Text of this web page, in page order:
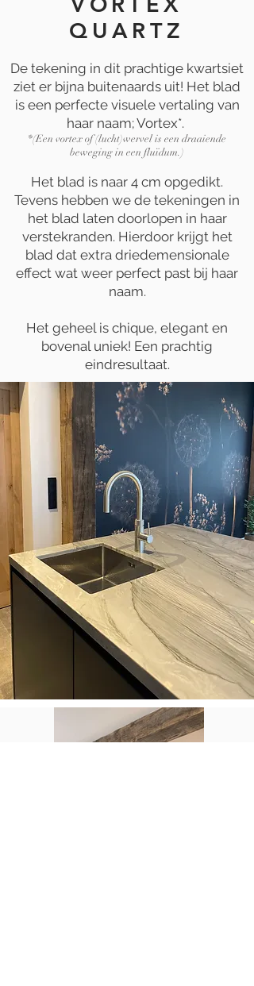
QUARTZ
De tekening in dit prachtige kwartsiet
ziet er bijna buitenaards uit! Het blad
is een perfecte visuele vertaling van
haar naam; Vortex*.
*(Een vortex of (lucht)wervel is een draaiende
beweging in een fluïdum.)
Het blad is naar 4 cm opgedikt.
Tevens hebben we de tekeningen in
het blad laten doorlopen in haar
verstekranden. Hierdoor krijgt het
blad dat extra driedemensionale
effect wat weer perfect past bij haar
naam.
Het geheel is chique, elegant en
bovenal uniek! Een prachtig
eindresultaat.